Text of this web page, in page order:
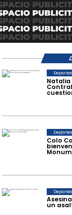
Natalia
Deportes
Colo
Deportes
un
Deportes